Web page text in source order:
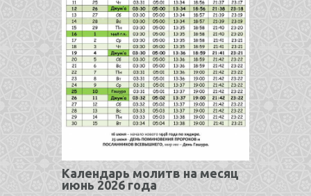
Календарь молитв на месяц
июнь 2026 года